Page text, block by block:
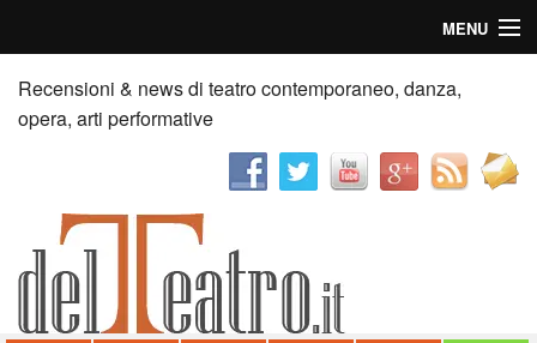
MENU
Home
Recensioni
News
Palazzi consiglia
Recensioni & news di teatro contemporaneo, danza,
opera, arti performative